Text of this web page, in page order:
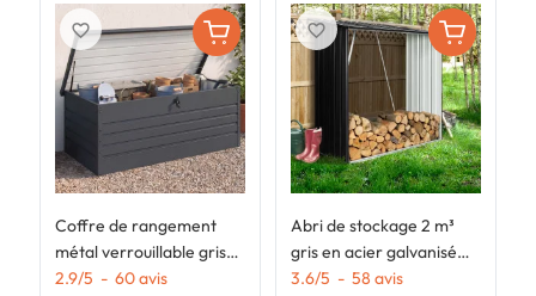
Coffre de rangement
métal verrouillable gris
anthracite pour jardin
2.9/5 - 60avis
favorite_border
Abri de stockage 2 m³
gris en acier galvanisé
pour bûches
3.6/5 - 58 avis
favorite_border